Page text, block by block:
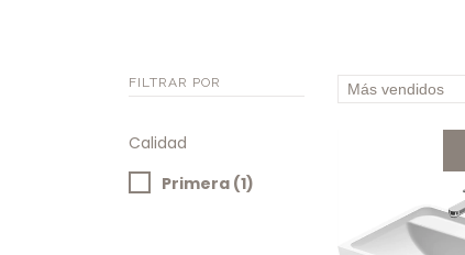
FILTRAR POR
Calidad
Primera (1)